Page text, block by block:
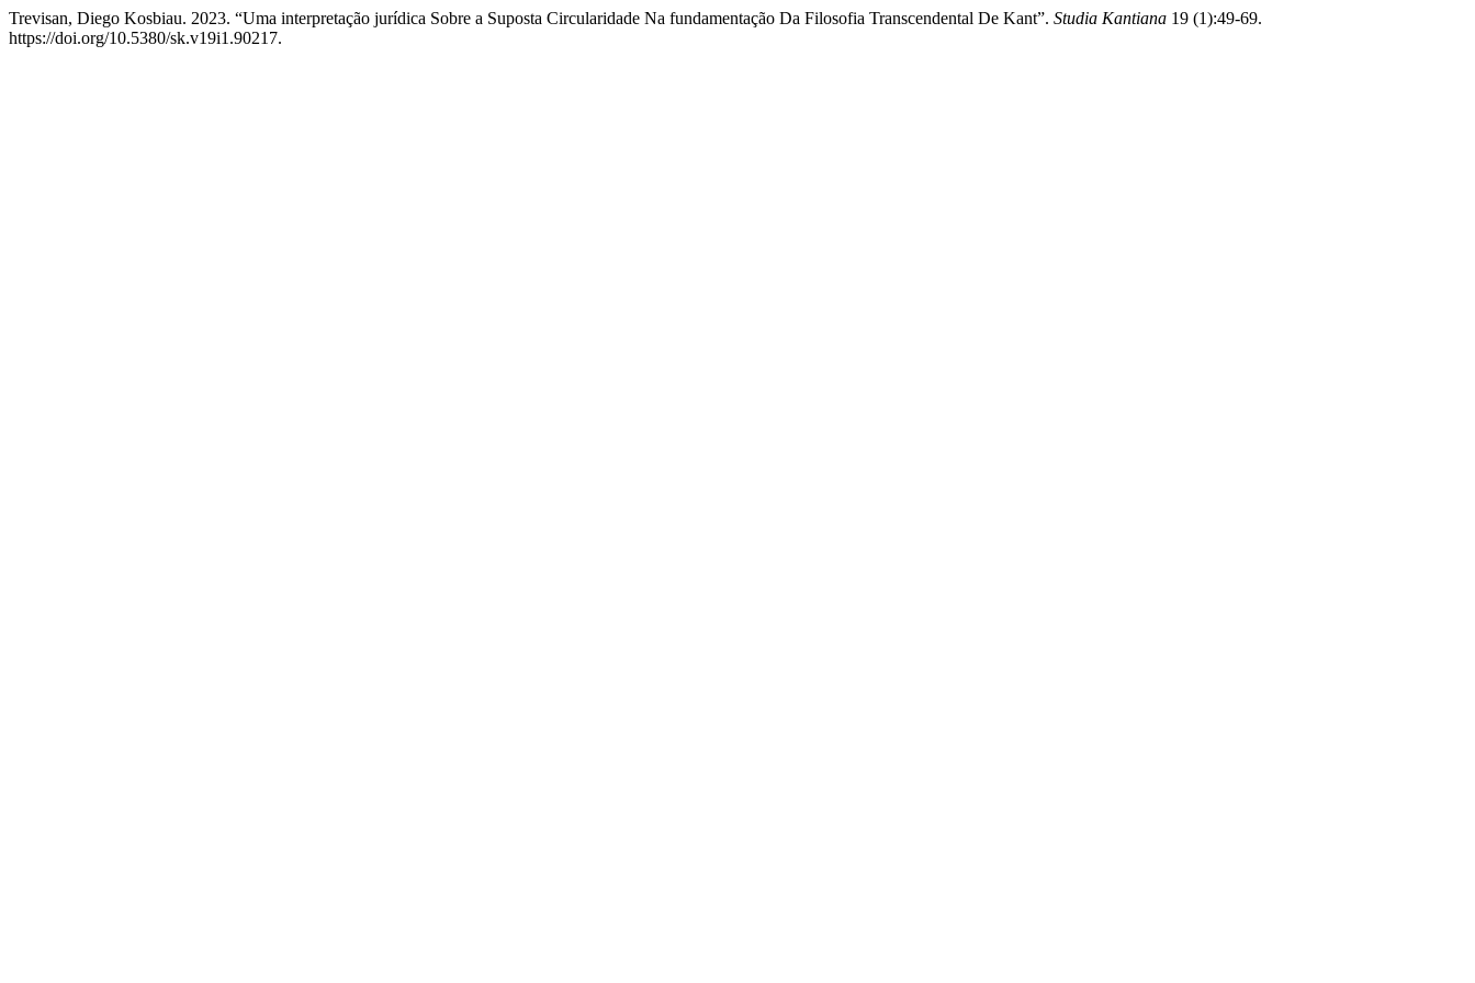
Trevisan, Diego Kosbiau. 2023. “Uma interpretação jurídica Sobre a Suposta Circularidade Na fundamentação Da Filosofia Transcendental De Kant”. Studia Kantiana 19 (1):49-69.
https://doi.org/10.5380/sk.v19i1.90217.